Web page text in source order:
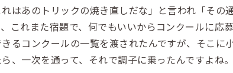
はあのトリックの焼き直しだな」と言われ「その
これまた宿題で、何でもいいからコンクールに応
るコンクールの一覧を渡されたんですが、そこに
、一次を通って、それで調子に乗ったんですよね。